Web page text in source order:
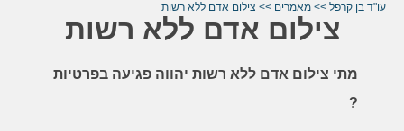
עו"ד בן קרפל >> מאמרים >> צילום אדם ללא רשות
צילום אדם ללא רשות
מתי צילום אדם ללא רשות יהווה פגיעה בפרטיות
?